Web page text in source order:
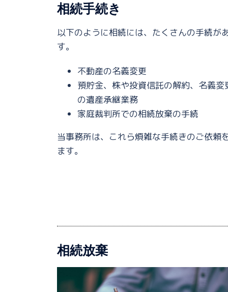
相続手続き
以下のように相続には、たくさんの手続が
す。
不動産の名義変更
預貯金、株や投資信託の解約、名義変
の遺産承継業務
家庭裁判所での相続放棄の手続
当事務所は、これら煩雑な手続きのご依頼
ます。
相続放棄